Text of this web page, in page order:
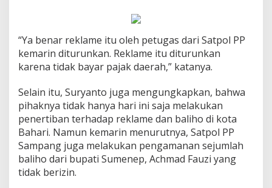
“Ya benar reklame itu oleh petugas dari Satpol PP
kemarin diturunkan. Reklame itu diturunkan
karena tidak bayar pajak daerah,” katanya.
Selain itu, Suryanto juga mengungkapkan, bahwa
pihaknya tidak hanya hari ini saja melakukan
penertiban terhadap reklame dan baliho di kota
Bahari. Namun kemarin menurutnya, Satpol PP
Sampang juga melakukan pengamanan sejumlah
baliho dari bupati Sumenep, Achmad Fauzi yang
tidak berizin.